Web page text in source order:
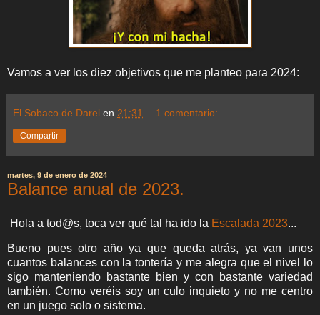
Vamos a ver los diez objetivos que me planteo para 2024:
El Sobaco de Darel en 21:31 1 comentario:
Compartir
martes, 9 de enero de 2024
Balance anual de 2023.
Hola a tod@s, toca ver qué tal ha ido la Escalada 2023...
Bueno pues otro año ya que queda atrás, ya van unos
cuantos balances con la tontería y me alegra que el nivel lo
sigo manteniendo bastante bien y con bastante variedad
también. Como veréis soy un culo inquieto y no me centro
en un juego solo o sistema.